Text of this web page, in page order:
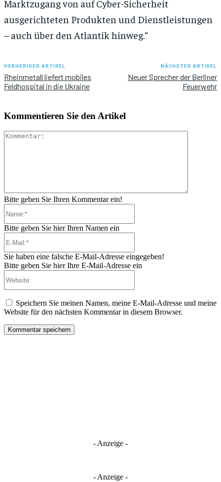
- Anzeige -
- Anzeige -
Marktzugang von auf Cyber-Sicherheit
ausgerichteten Produkten und Dienstleistungen
– auch über den Atlantik hinweg.“
VORHERIGER ARTIKEL
Rheinmetall liefert mobiles
Feldhospital in die Ukraine
NÄCHSTER ARTIKEL
Neuer Sprecher der Berliner
Feuerwehr
Kommentieren Sie den Artikel
Bitte geben Sie Ihren Kommentar ein!
Bitte geben Sie hier Ihren Namen ein
Sie haben eine falsche E-Mail-Adresse eingegeben!
Bitte geben Sie hier Ihre E-Mail-Adresse ein
Speichern Sie meinen Namen, meine E-Mail-Adresse und meine
Website für den nächsten Kommentar in diesem Browser.